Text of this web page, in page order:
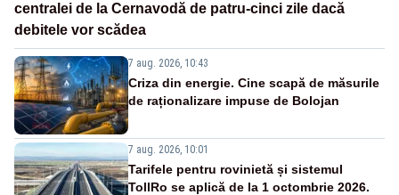
centralei de la Cernavodă de patru-cinci zile dacă
debitele vor scădea
7 aug. 2026, 10:43
Criza din energie. Cine scapă de măsurile
de raționalizare impuse de Bolojan
7 aug. 2026, 10:01
Tarifele pentru rovinietă și sistemul
TollRo se aplică de la 1 octombrie 2026.